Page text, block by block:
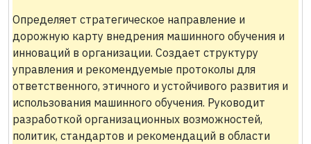
Определяет стратегическое направление и
дорожную карту внедрения машинного обучения и
инноваций в организации. Создает структуру
управления и рекомендуемые протоколы для
ответственного, этичного и устойчивого развития и
использования машинного обучения. Руководит
разработкой организационных возможностей,
политик, стандартов и рекомендаций в области